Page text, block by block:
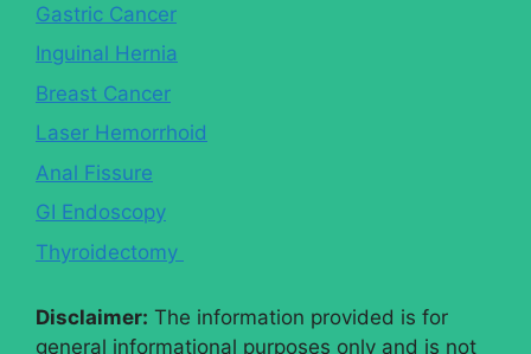
Gastric Cancer
Inguinal Hernia
Breast Cancer
Laser Hemorrhoid
Anal Fissure
GI Endoscopy
Thyroidectomy
Disclaimer: The information provided is for
general informational purposes only and is not